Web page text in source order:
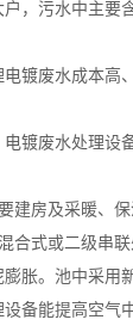
，污水中主要
镀废水成本高
镀废水处理设
房及采暖、保
式或二级串联
胀。池中采用
备能提高空气